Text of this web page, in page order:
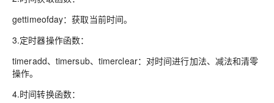
gettimeofday：获取当前时间。
3.定时器操作函数：
timeradd、timersub、timerclear：对时间进行加法、减法和清零
操作。
4.时间转换函数：